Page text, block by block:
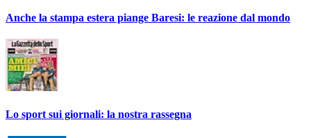
Anche la stampa estera piange Baresi: le reazione dal mondo
Lo sport sui giornali: la nostra rassegna